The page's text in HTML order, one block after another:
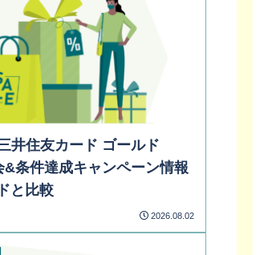
井住友カード ゴールド
&条件達成キャンペーン情報
と比較
2026.08.02